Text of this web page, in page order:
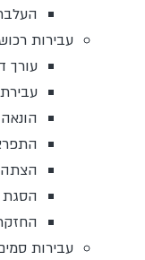
עבירות
עורך
הצתה
הסגת
עבירות